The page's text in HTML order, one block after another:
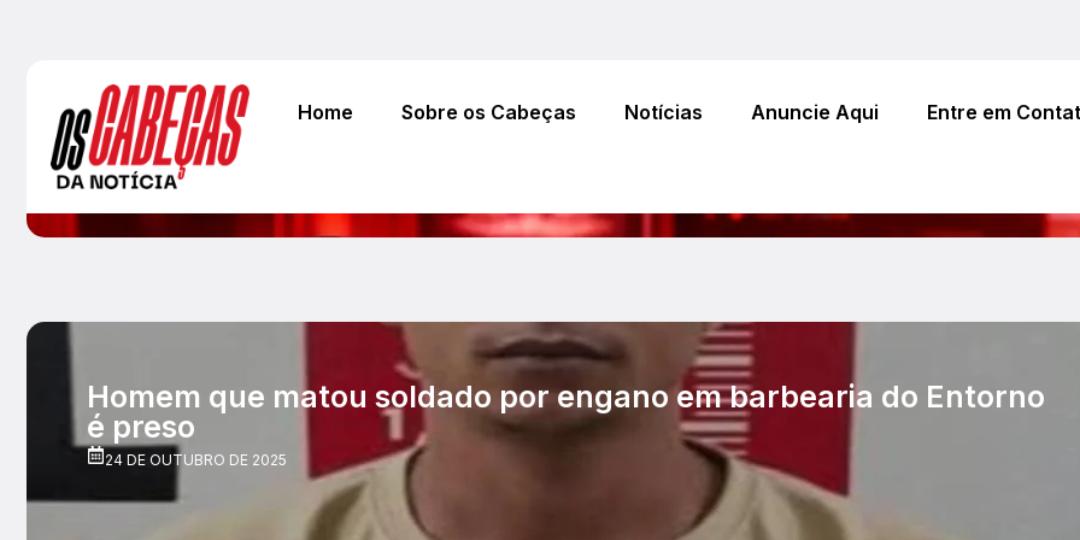
Home Sobre os Cabeças Notícias Anuncie Aqui Entre em
Homem que matou soldado por engano em barbearia do Entorno
é preso
24 DE OUTUBRO DE 2025